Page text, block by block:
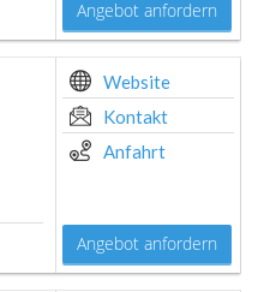
Angebot anfordern
Website
Kontakt
Anfahrt
Angebot anfordern